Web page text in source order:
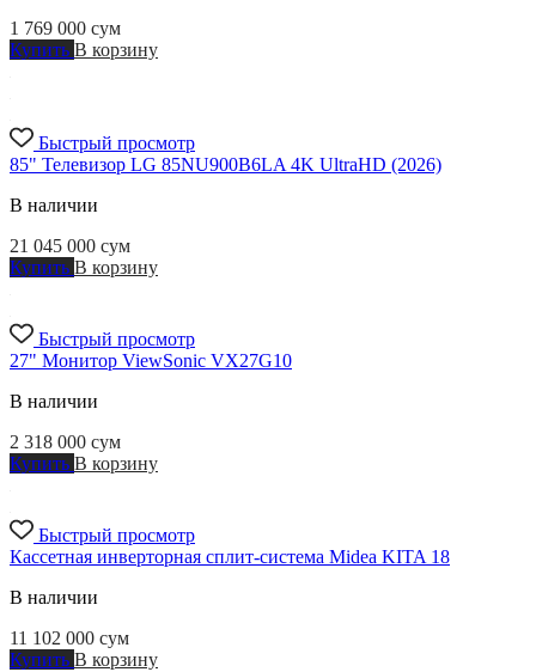
1 769 000 сум
Купить В корзину
Быстрый просмотр
85" Телевизор LG 85NU900B6LA 4K UltraHD (2026)
В наличии
21 045 000 сум
Купить В корзину
Быстрый просмотр
27" Монитор ViewSonic VX27G10
В наличии
2 318 000 сум
Купить В корзину
Быстрый просмотр
Кассетная инверторная сплит-система Midea KITA 18
В наличии
11 102 000 сум
Купить В корзину